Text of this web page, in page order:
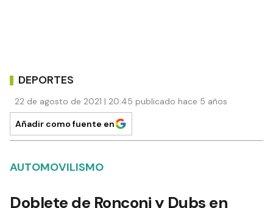
DEPORTES
22 de agosto de 2021 | 20:45 publicado hace 5 años
Añadir como fuente en
AUTOMOVILISMO
Doblete de Ronconi y Dubs en